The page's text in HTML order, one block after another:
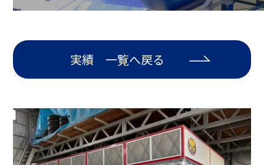
実績 一覧へ戻る